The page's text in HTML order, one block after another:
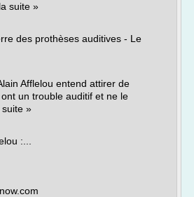
suite »
des prothèses auditives - Le
Afflelou entend attirer de
un trouble auditif et ne le
»
:...